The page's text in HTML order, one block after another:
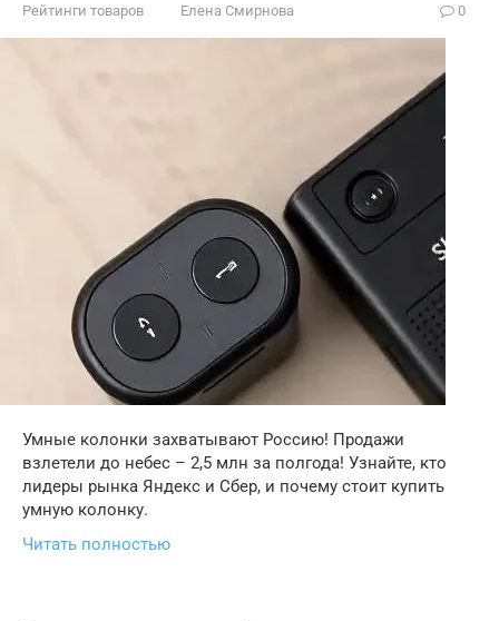
Рейтинги товаров Елена Смирнова 0
Умные колонки захватывают Россию! Продажи
взлетели до небес – 2,5 млн за полгода! Узнайте, кто
лидеры рынка Яндекс и Сбер, и почему стоит купить
умную колонку.
Читать полностью